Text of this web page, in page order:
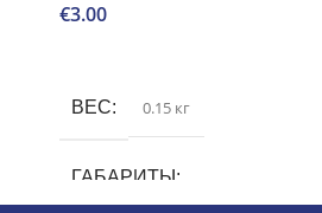
€3.00
ВЕС 0.15 кг
ГАБАРИТЫ